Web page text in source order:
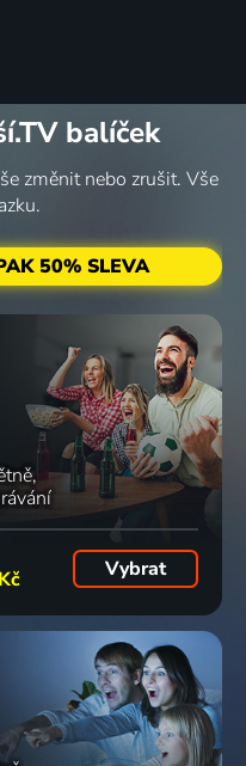
balíček
změnit nebo zrušit. Vše
50% SLEVA
Vybrat